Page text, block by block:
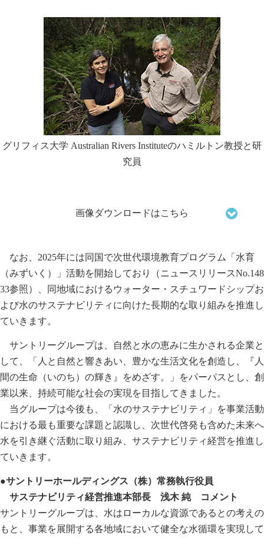
グリフィス大学 Australian Rivers Instituteのハミルトン教授と研
究員
画像ダウンロードはこちら
なお、2025年には同国で次世代環境教育プログラム「水育
（みずいく）」活動を開始しており（ニュースリリースNo.148
33参照 ）、同地域におけるウォーター・スチュワードシップお
よび水のサステナビリティに向けた長期的な取り組みを推進し
ていきます。
サントリーグループは、自然と水の恵みに生かされる企業と
して、「人と自然と響きあい、豊かな生活文化を創造し、『人
間の生命（いのち）の輝き』をめざす。」をパーパスとし、創
業以来、持続可能な社会の実現を目指してきました。
当グループは今後も、「水のサステナビリティ」を事業活動
における最も重要な課題と認識し、次世代啓発も含めた未来へ
水を引き継ぐ活動に取り組み、サステナビリティ経営を推進し
ていきます。
●サントリーホールディングス（株）常務執行役員
サステナビリティ経営推進本部長 浅木 純 コメント
サントリーグループは、水はローカルな資源であるとの考えの
もと、事業を展開する各地域において健全な水循環を実現して